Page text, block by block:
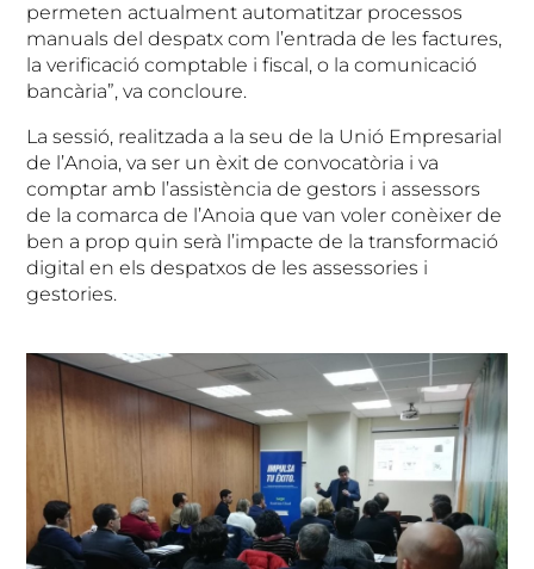
permeten actualment automatitzar processos
manuals del despatx com l’entrada de les factures,
la verificació comptable i fiscal, o la comunicació
bancària”, va concloure.
La sessió, realitzada a la seu de la Unió Empresarial
de l’Anoia, va ser un èxit de convocatòria i va
comptar amb l’assistència de gestors i assessors
de la comarca de l’Anoia que van voler conèixer de
ben a prop quin serà l’impacte de la transformació
digital en els despatxos de les assessories i
gestories.